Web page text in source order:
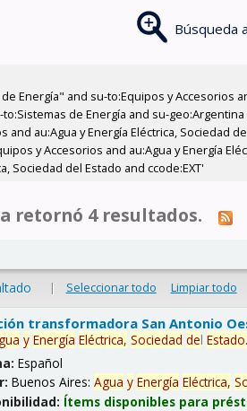
Búsqueda
Energía" and su-to:Equipos y Accesorios
de Energía and su-
au:Agua y Energía Eléctrica, Sociedad
y Accesorios and au:Agua y Energía
Sociedad del Estado and ccode:EXT'
retornó 4 resultados.
| Seleccionar todo Limpiar todo
transformadora San Antonio
y Energía Eléctrica, Sociedad delEstado.
Español
Buenos Aires:Agua y Energía Eléctrica,
Ítems disponibles para